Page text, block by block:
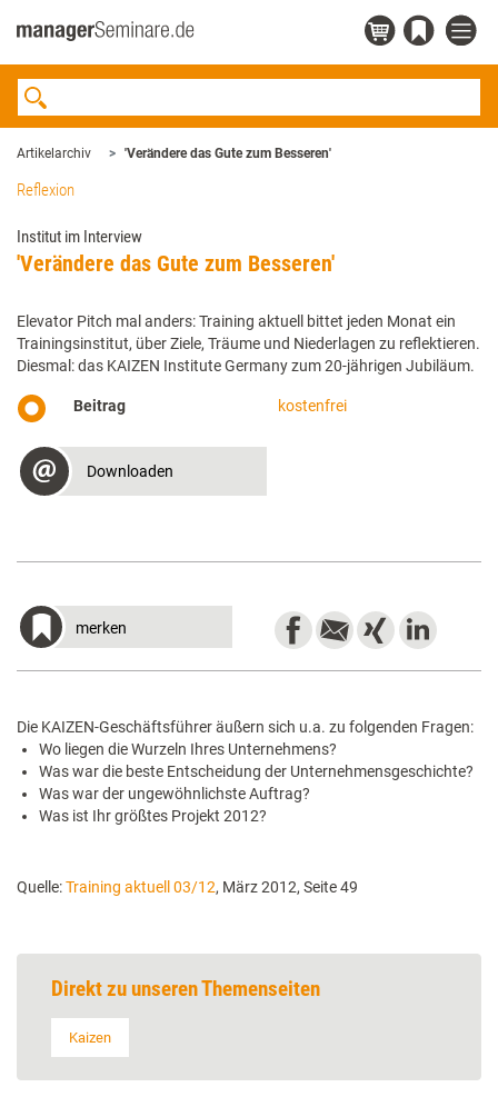
Artikelarchiv 'Verändere das Gute zum Besseren'
Reflexion
Institut im Interview
'Verändere das Gute zum Besseren'
Elevator Pitch mal anders: Training aktuell bittet jeden Monat ein
Trainingsinstitut, über Ziele, Träume und Niederlagen zu reflektieren.
Diesmal: das KAIZEN Institute Germany zum 20-jährigen Jubiläum.
Beitrag kostenfrei
Downloaden
merken
Die KAIZEN-Geschäftsführer äußern sich u.a. zu folgenden Fragen:
Wo liegen die Wurzeln Ihres Unternehmens?
Was war die beste Entscheidung der Unternehmensgeschichte?
Was war der ungewöhnlichste Auftrag?
Was ist Ihr größtes Projekt 2012?
Quelle:Training aktuell 03/12, März 2012, Seite 49
Direkt zu unseren Themenseiten
Kaizen